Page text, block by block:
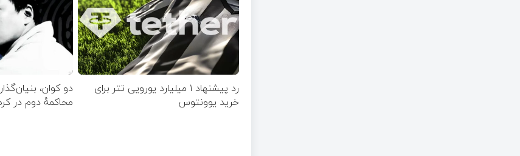
رد پیشنهاد ۱ میلیارد یورویی تتر برای
خرید یوونتوس
دو کوان،
محاکمهٔ دوم در